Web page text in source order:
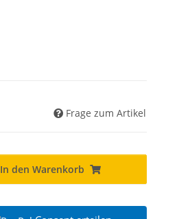
Frage zum Artikel
In den Warenkorb